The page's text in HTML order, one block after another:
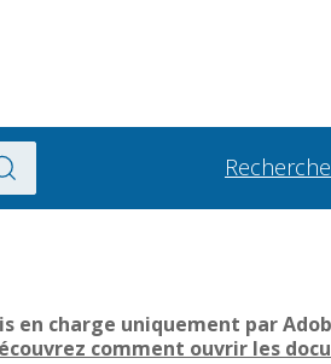
en charge uniquement par
comment ouvrir les